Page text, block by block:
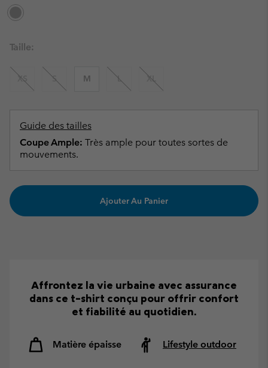
Taille:
XS S M L XL
Guide des tailles
Coupe Ample: Très ample pour toutes sortes de
mouvements.
Ajouter Au Panier
Affrontez la vie urbaine avec assurance
dans ce t-shirt conçu pour offrir confort
et fiabilité au quotidien.
Matière épaisse Lifestyle outdoor